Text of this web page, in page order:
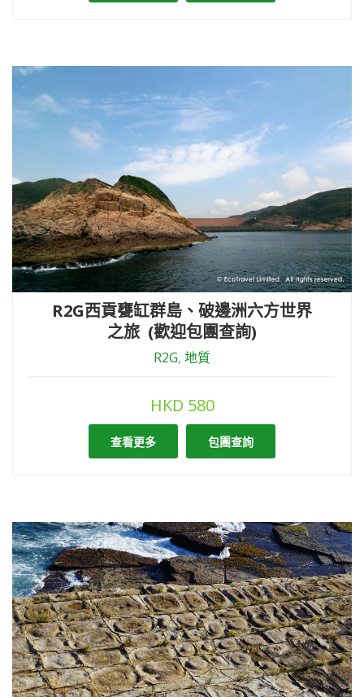
R2G西貢甕缸群島、破邊洲六方世界
之旅 (歡迎包團查詢)
R2G, 地質
HKD 580
查看更多 包團查詢